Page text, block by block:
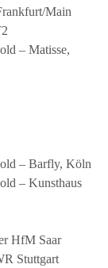
Main
– Matisse,
– Barfly, Köln
– Kunsthaus
HfM Saar
Stuttgart